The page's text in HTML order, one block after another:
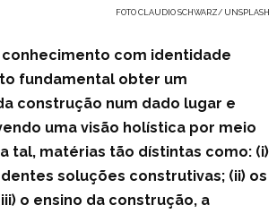
FOTO CLAUDIO SCHWARZ/ UNSPLASH
com identidade
fundamental obter um
construção num dado lugar e
uma visão holística por meio
tal, matérias tão dístintas como: (i)
soluções construtivas; (ii) os
o ensino da construção, a